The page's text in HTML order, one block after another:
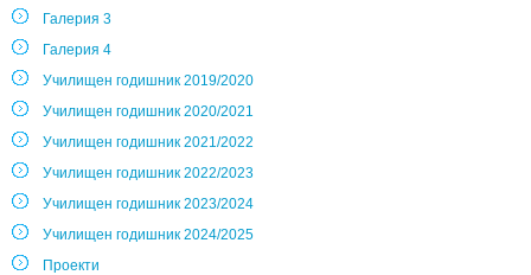
Галерия 3
Галерия 4
Училищен годишник 2019/2020
Училищен годишник 2020/2021
Училищен годишник 2021/2022
Училищен годишник 2022/2023
Училищен годишник 2023/2024
Училищен годишник 2024/2025
Проекти